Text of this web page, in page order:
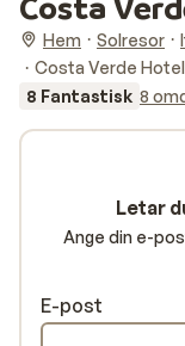
Hem Solresor
Costa Verde Hotel
8 Fantastisk 8
Letar
Ange din e-
E-post